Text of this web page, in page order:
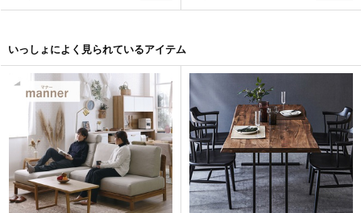
いっしょによく見られているアイテム